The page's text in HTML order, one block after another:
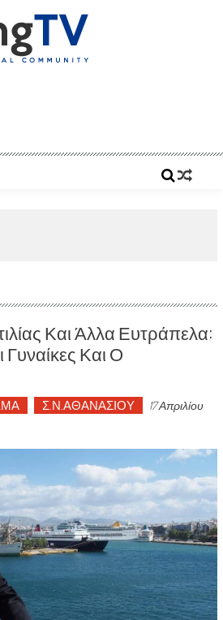
Και Άλλα Ευτράπελα:
Και Ο
Σ.Ν.ΑΘΑΝΑΣΙΟΥ
17 Απριλίου